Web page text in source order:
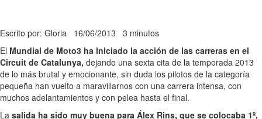
Escrito por: Gloria 16/06/2013 3 minutos
El Mundial de Moto3 ha iniciado la acción de las carreras en el
Circuit de Catalunya, dejando una sexta cita de la temporada 2013
de lo más brutal y emocionante, sin duda los pilotos de la categoría
pequeña han vuelto a maravillarnos con una carrera intensa, con
muchos adelantamientos y con pelea hasta el final.
La salida ha sido muy buena para Álex Rins, que se colocaba 1º,